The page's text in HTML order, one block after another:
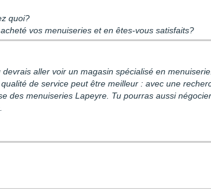
quoi?
vos menuiseries et en êtes-vous satisfaits?
aller voir un magasin spécialisé en
de service peut être meilleur : avec une
des menuiseries Lapeyre. Tu pourras aussi